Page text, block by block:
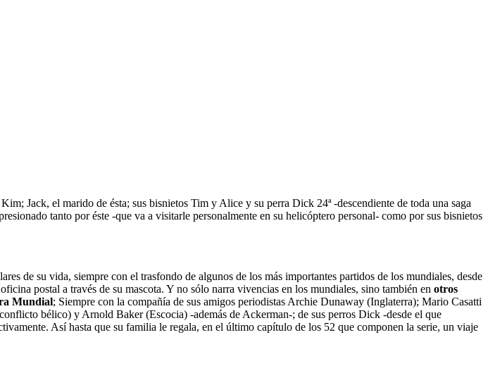
Jack, el marido de ésta; sus bisnietos Tim y Alice y su perra Dick 24ª -descendiente de toda una saga
tanto por éste -que va a visitarle personalmente en su helicóptero personal- como por sus bisnietos
de su vida, siempre con el trasfondo de algunos de los más importantes partidos de los mundiales, desde
postal a través de su mascota. Y no sólo narra vivencias en los mundiales, sino también en otros
Mundial; Siempre con la compañía de sus amigos periodistas Archie Dunaway (Inglaterra); Mario Casatti
bélico) y Arnold Baker (Escocia) -además de Ackerman-; de sus perros Dick -desde el que
Así hasta que su familia le regala, en el último capítulo de los 52 que componen la serie, un viaje